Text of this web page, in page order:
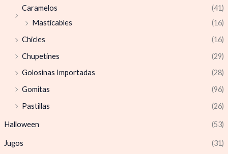
Caramelos
(41)
Masticables
(16)
Chicles
(16)
Chupetines
(29)
Golosinas Importadas
(28)
Gomitas
(96)
Pastillas
(26)
Halloween (53)
Jugos (31)